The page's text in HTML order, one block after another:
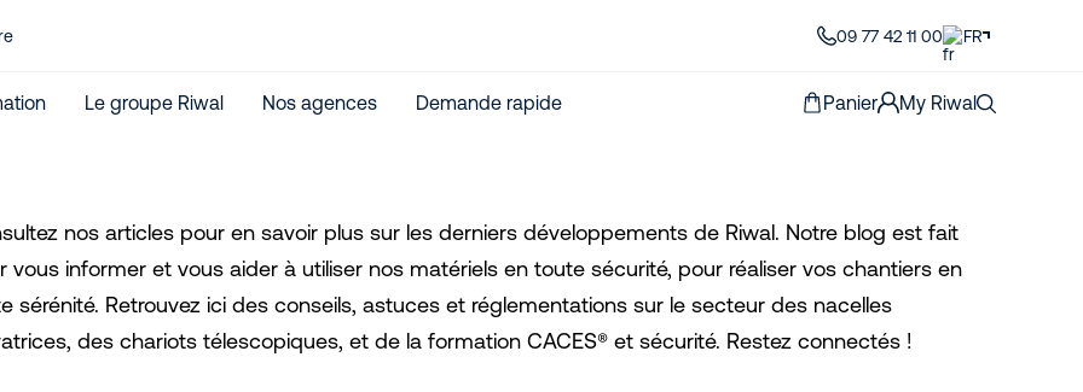
09 77 42 11 00 FR
Le groupe Riwal Nos agences Demande rapide Panier My Riwal
nos articles pour en savoir plus sur les derniers développements de Riwal. Notre blog est fait
vous informer et vous aider à utiliser nos matériels en toute sécurité, pour réaliser vos chantiers en
sérénité. Retrouvez ici des conseils, astuces et réglementations sur le secteur des nacelles
des chariots télescopiques, et de la formation CACES® et sécurité. Restez connectés !